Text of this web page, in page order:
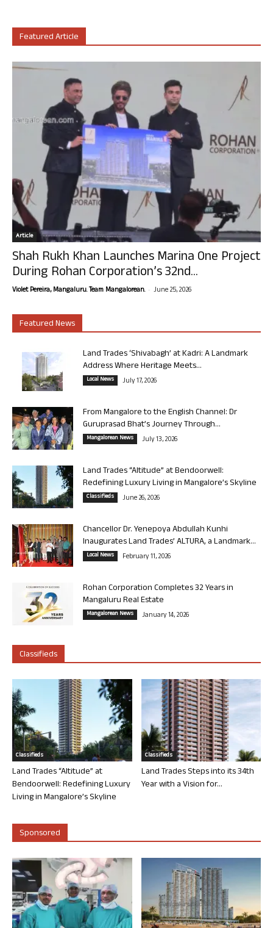
Featured Article
Article
Shah Rukh Khan Launches Marina One Project
During Rohan Corporation’s 32nd...
Violet Pereira, Mangaluru. Team Mangalorean. - June 25, 2026
Featured News
Land Trades ‘Shivabagh’ at Kadri: A Landmark
Address Where Heritage Meets...
Local News July 17, 2026
From Mangalore to the English Channel: Dr
Guruprasad Bhat’s Journey Through...
Mangalorean News July 13, 2026
Land Trades “Altitude” at Bendoorwell:
Redefining Luxury Living in Mangalore’s Skyline
Classifieds June 26, 2026
Chancellor Dr. Yenepoya Abdullah Kunhi
Inaugurates Land Trades’ ALTURA, a Landmark...
Local News February 11, 2026
Rohan Corporation Completes 32 Years in
Mangaluru Real Estate
Mangalorean News January 14, 2026
Classifieds
Classifieds
Land Trades “Altitude” at
Bendoorwell: Redefining Luxury
Living in Mangalore’s Skyline
Classifieds
Land Trades Steps into its 34th
Year with a Vision for...
Sponsored